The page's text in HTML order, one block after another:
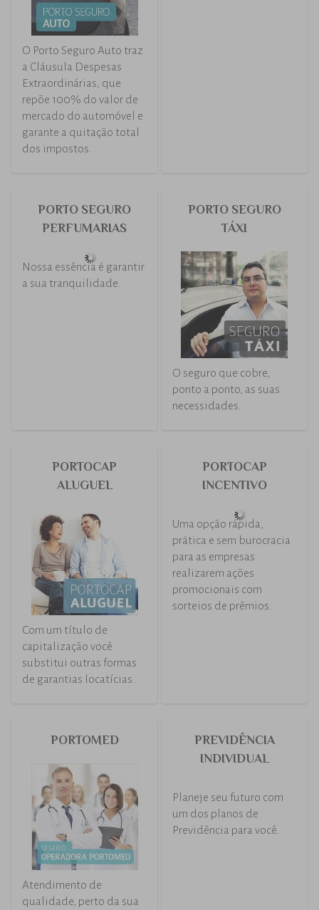
O Porto Seguro Auto traz
a Cláusula Despesas
Extraordinárias, que
repõe 100% do valor de
mercado do automóvel e
garante a quitação total
dos impostos.
PORTO SEGURO
PERFUMARIAS
PORTO SEGURO
TÁXI
O seguro que cobre,
ponto a ponto, as suas
necessidades.
PORTOCAP
ALUGUEL
Com um título de
capitalização você
substitui outras formas
de garantias locatícias.
PORTOCAP
INCENTIVO
PORTOMED
INDIVIDUAL
Planeje seu futuro com